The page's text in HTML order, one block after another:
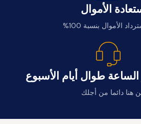
الأموال
الأموال بنسبة 100%
طوال أيام الأسبوع
هنا دائما من أجلك